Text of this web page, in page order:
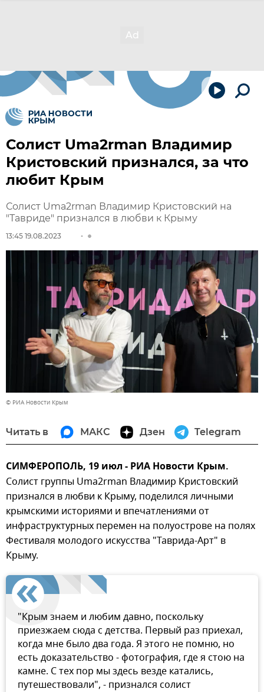
Солист Uma2rman Владимир
Кристовский признался, за что
любит Крым
Солист Uma2rman Владимир Кристовский на
"Тавриде" признался в любви к Крыму
13:45 19.08.2023
© РИА Новости Крым
Читать в МАКС Дзен Telegram
СИМФЕРОПОЛЬ, 19 июл - РИА Новости Крым.
Солист группы Uma2rman Владимир Кристовский
признался в любви к Крыму, поделился личными
крымскими историями и впечатлениями от
инфраструктурных перемен на полуострове на полях
Фестиваля молодого искусства "Таврида-Арт" в
Крыму.
"Крым знаем и любим давно, поскольку
приезжаем сюда с детства. Первый раз приехал,
когда мне было два года. Я этого не помню, но
есть доказательство - фотография, где я стою на
камне. С тех пор мы здесь везде катались,
путешествовали", - признался солист